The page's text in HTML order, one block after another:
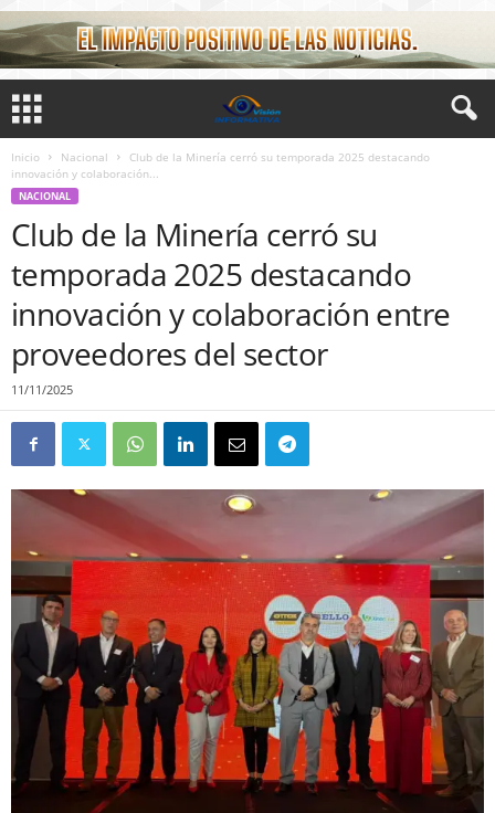
Inicio Nacional
Club de la Minería cerró su temporada 2025 destacando
innovación y colaboración...
NACIONAL
Club de la Minería cerró su
temporada 2025 destacando
innovación y colaboración entre
proveedores del sector
11/11/2025